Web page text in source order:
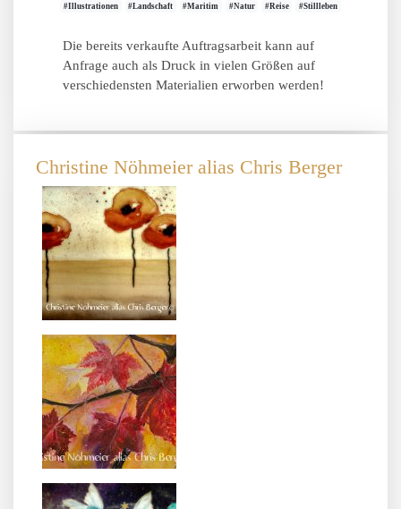
#Illustrationen #Landschaft #Maritim #Natur #Reise #Stillleben
Die bereits verkaufte Auftragsarbeit kann auf
Anfrage auch als Druck in vielen Größen auf
verschiedensten Materialien erworben werden!
Christine Nöhmeier alias Chris Berger